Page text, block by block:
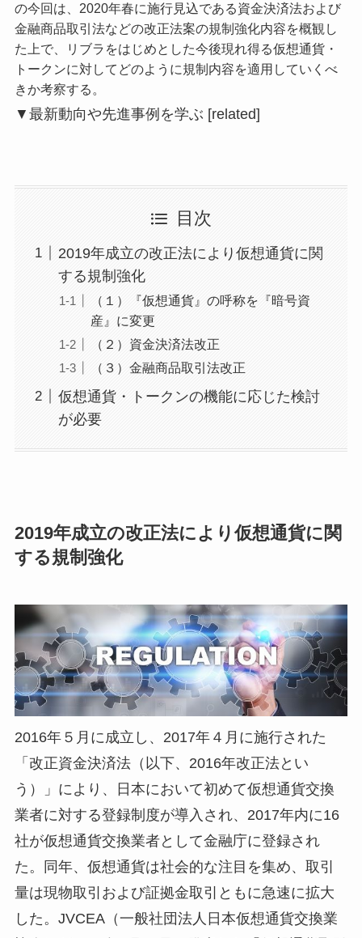
の今回は、2020年春に施行見込である資金決済法および
金融商品取引法などの改正法案の規制強化内容を概観し
た上で、リブラをはじめとした今後現れ得る仮想通貨・
トークンに対してどのように規制内容を適用していくべ
きか考察する。
▼最新動向や先進事例を学ぶ [related]
目次
2019年成立の改正法により仮想通貨に関
する規制強化
（１）『仮想通貨』の呼称を『暗号資
産』に変更
（２）資金決済法改正
（３）金融商品取引法改正
仮想通貨・トークンの機能に応じた検討
が必要
2019年成立の改正法により仮想通貨に関
する規制強化
2016年５月に成立し、2017年４月に施行された
「改正資金決済法（以下、2016年改正法とい
う）」により、日本において初めて仮想通貨交換
業者に対する登録制度が導入され、2017年内に16
社が仮想通貨交換業者として金融庁に登録され
た。同年、仮想通貨は社会的な注目を集め、取引
量は現物取引および証拠金取引ともに急速に拡大
した。JVCEA（一般社団法人日本仮想通貨交換業